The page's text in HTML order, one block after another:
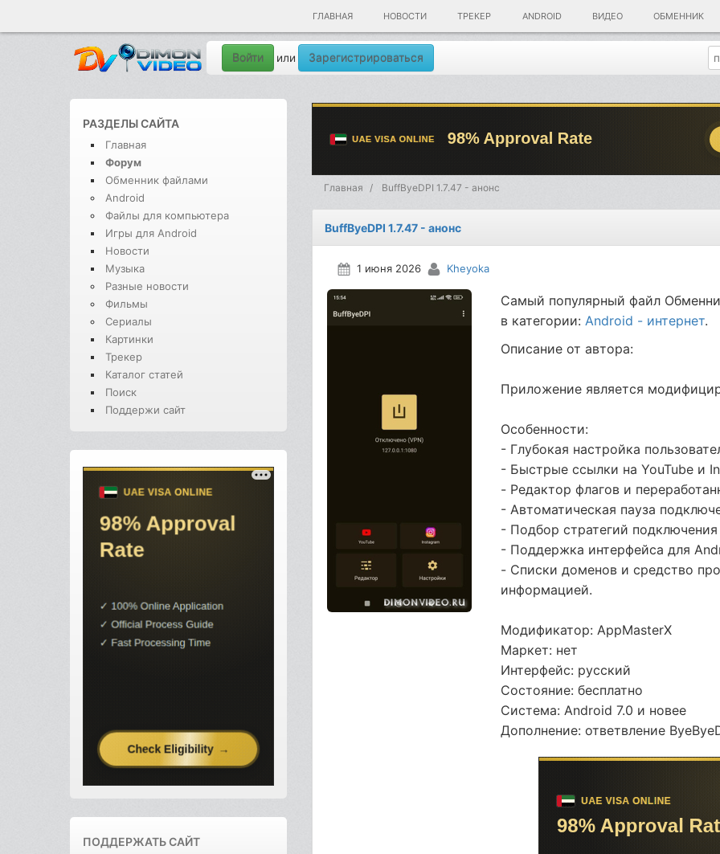
ГЛАВНАЯ НОВОСТИ ТРЕКЕР ANDROID ВИДЕО ОБМЕННИК
Войти или Зарегистрироваться
РАЗДЕЛЫ САЙТА
Главная
Форум
Обменник файлами
Android
Файлы для компьютера
Игры для Android
Новости
Музыка
Разные новости
Фильмы
Сериалы
Картинки
Трекер
Каталог статей
Поиск
Поддержи сайт
ПОДДЕРЖАТЬ САЙТ
Главная BuffByeDPI 1.7.47 - анонс
BuffByeDPI 1.7.47 - анонс
1 июня 2026 Kheyoka
Самый популярный файл
в категории: Android - интернет.
Описание от автора:
Приложение является
Особенности:
- Глубокая настройка
- Быстрые ссылки на YouTube и
- Редактор флагов и
- Автоматическая пауза
- Подбор стратегий
- Поддержка интерфейса для
- Списки доменов и средство
информацией.
Модификатор: AppMasterX
Маркет: нет
Интерфейс: русский
Состояние: бесплатно
Система: Android 7.0 и новее
Дополнение: ответвление